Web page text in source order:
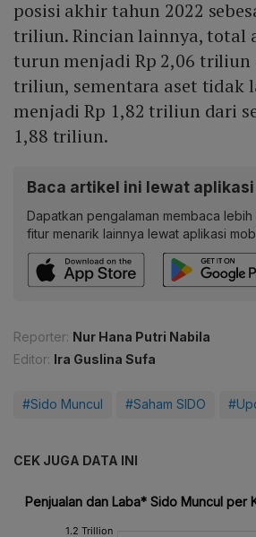
posisi akhir tahun 2022
triliun. Rincian lainnya, total
turun menjadi Rp 2,06 triliun
triliun, sementara aset tidak
menjadi Rp 1,82 triliun dari
1,88 triliun.
Baca artikel ini lewat
Dapatkan pengalaman membaca lebih
fitur menarik lainnya lewat aplikasi
Reporter: Nur Hana Putri Nabila
Editor: Ira Guslina Sufa
#Sido Muncul #Saham SIDO
CEK JUGA DATA INI